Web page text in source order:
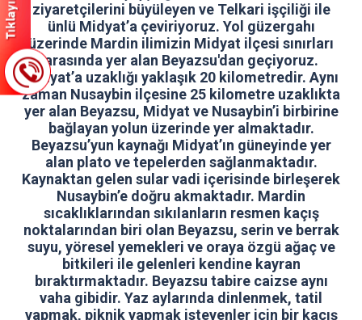
ziyaretçilerini büyüleyen ve Telkari işçiliği ile
ünlü Midyat’a çeviriyoruz. Yol güzergahı
üzerinde Mardin ilimizin Midyat ilçesi sınırları
arasında yer alan Beyazsu'dan geçiyoruz.
Midyat’a uzaklığı yaklaşık 20 kilometredir. Aynı
zaman Nusaybin ilçesine 25 kilometre uzaklıkta
yer alan Beyazsu, Midyat ve Nusaybin’i birbirine
bağlayan yolun üzerinde yer almaktadır.
Beyazsu’yun kaynağı Midyat’ın güneyinde yer
alan plato ve tepelerden sağlanmaktadır.
Kaynaktan gelen sular vadi içerisinde birleşerek
Nusaybin’e doğru akmaktadır. Mardin
sıcaklıklarından sıkılanların resmen kaçış
noktalarından biri olan Beyazsu, serin ve berrak
suyu, yöresel yemekleri ve oraya özgü ağaç ve
bitkileri ile gelenleri kendine kayran
bıraktırmaktadır. Beyazsu tabire caizse aynı
vaha gibidir. Yaz aylarında dinlenmek, tatil
yapmak, piknik yapmak isteyenler için bir kaçış